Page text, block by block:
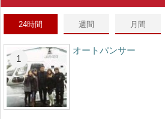
24時間 週間 月間
オートパンサー